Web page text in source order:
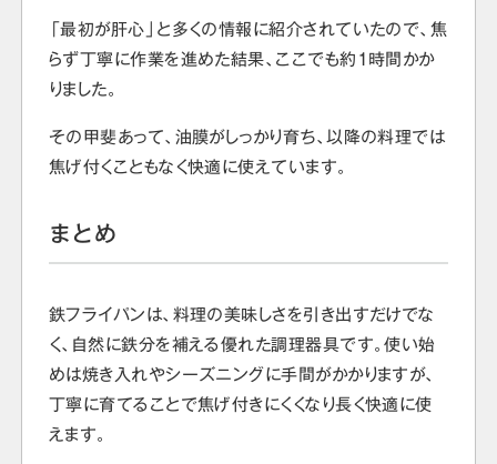
「最初が肝心」と多くの情報に紹介されていたので、焦
らず丁寧に作業を進めた結果、ここでも約1時間かか
りました。
その甲斐あって、油膜がしっかり育ち、以降の料理では
焦げ付くこともなく快適に使えています。
まとめ
鉄フライパンは、料理の美味しさを引き出すだけでな
く、自然に鉄分を補える優れた調理器具です。使い始
めは焼き入れやシーズニングに手間がかかりますが、
丁寧に育てることで焦げ付きにくくなり長く快適に使
えます。